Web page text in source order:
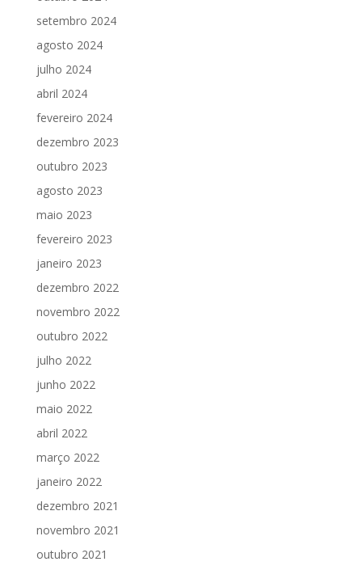
setembro 2024
agosto 2024
julho 2024
abril 2024
fevereiro 2024
dezembro 2023
outubro 2023
agosto 2023
maio 2023
fevereiro 2023
janeiro 2023
dezembro 2022
novembro 2022
outubro 2022
julho 2022
junho 2022
maio 2022
abril 2022
março 2022
janeiro 2022
dezembro 2021
novembro 2021
outubro 2021